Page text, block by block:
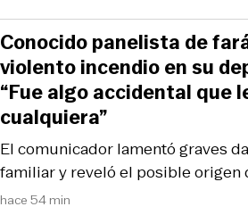
hace 54 min
El comunicador lamentó graves
familiar y reveló el posible origen
Conocido panelista de
violento incendio en su
“Fue algo accidental que
cualquiera”